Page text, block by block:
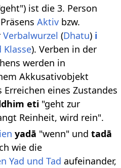
ist die 3. Person
Aktivbzw.
Verbalwurzel (Dhatu) i
Klasse). Verben in der
werden in
Akkusativobjekt
eines Zustandes
eti"geht zur
Reinheit, wird rein".
yadā "wenn" und tadā
wie die
Yad und Tad aufeinander,